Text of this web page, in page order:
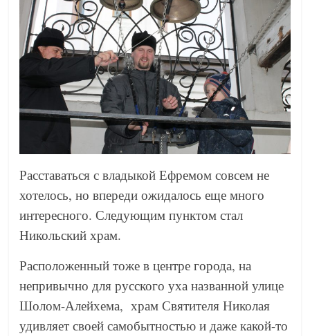
Расставаться с владыкой Ефремом совсем не
хотелось, но впереди ожидалось еще много
интересного. Следующим пунктом стал
Никольский храм.
Расположенный тоже в центре города, на
непривычно для русского уха названной улице
Шолом-Алейхема, храм Святителя Николая
удивляет своей самобытностью и даже какой-то